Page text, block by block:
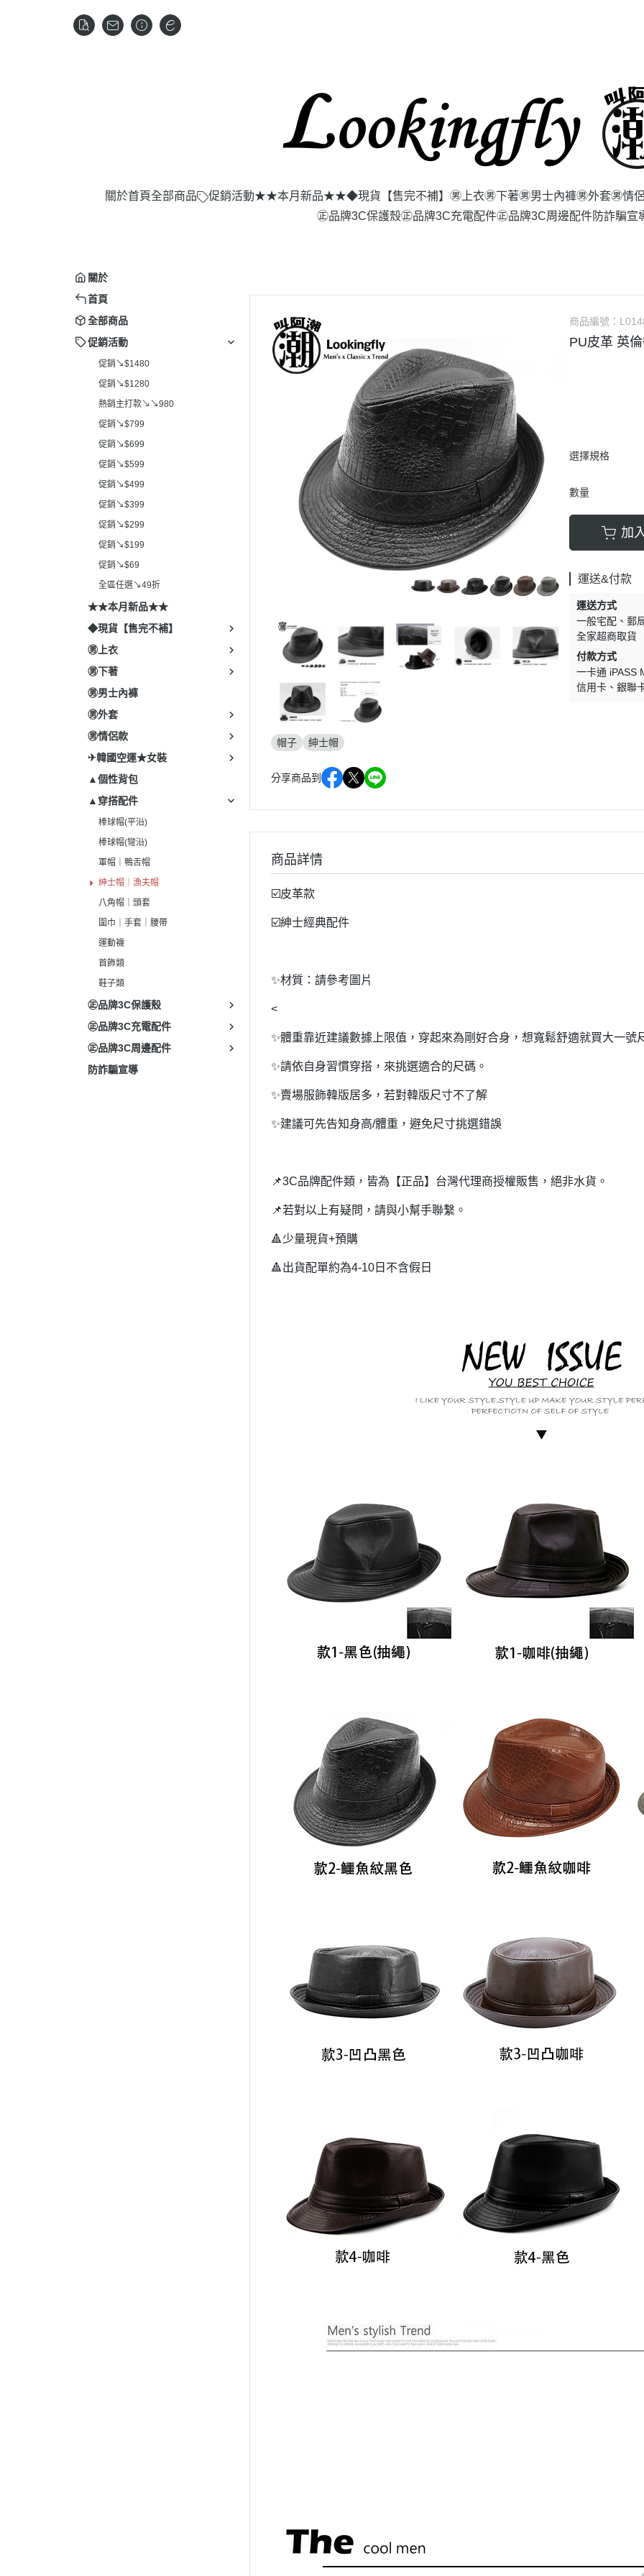
關於首頁全部商品 促銷活動★★本月新品★★◆現貨【售完不補】 ㊚上衣㊚下著㊚男士內褲㊚外套㊚情
㊣品牌3C保護殼㊣品牌3C充電配件㊣品牌3C周邊配件防詐騙宣
關於
首頁
全部商品
促銷活動
促銷↘$1480
促銷↘$1280
熱銷主打款↘↘980
促銷↘$799
促銷↘$699
促銷↘$599
促銷↘$499
促銷↘$399
促銷↘$299
促銷↘$199
促銷↘$69
全區任選↘49折
★★本月新品★★
◆現貨【售完不補】
㊚上衣
㊚下著
㊚男士內褲
㊚外套
㊚情侶款
✈韓國空運★女裝
▲個性背包
▲穿搭配件
棒球帽(平沿)
棒球帽(彎沿)
軍帽｜鴨舌帽
紳士帽｜漁夫帽
八角帽｜頭套
圍巾｜手套｜腰帶
運動襪
首飾類
鞋子類
㊣品牌3C保護殼
㊣品牌3C充電配件
㊣品牌3C周邊配件
防詐騙宣導
帽子 紳士帽
分享商品到
商品編號：
PU皮革 英
選擇規格
數量
加
運送&付款
運送方式
一般宅配
郵
全家超商取貨
付款方式
一卡通 iPASS
信用卡
銀聯
商品詳情
☑️皮革款
☑️紳士經典配件
✨材質：請參考圖片
<
✨體重靠近建議數據上限值，穿起來為剛好合身，想寬鬆舒適就買大一號
✨請依自身習慣穿搭，來挑選適合的尺碼。
✨賣場服飾韓版居多，若對韓版尺寸不了解
✨建議可先告知身高/體重，避免尺寸挑選錯誤
📌3C品牌配件類，皆為【正品】台灣代理商授權販售，絕非水貨。
📌若對以上有疑問，請與小幫手聯繫。
🔺少量現貨+預購
🔺出貨配單約為4-10日不含假日